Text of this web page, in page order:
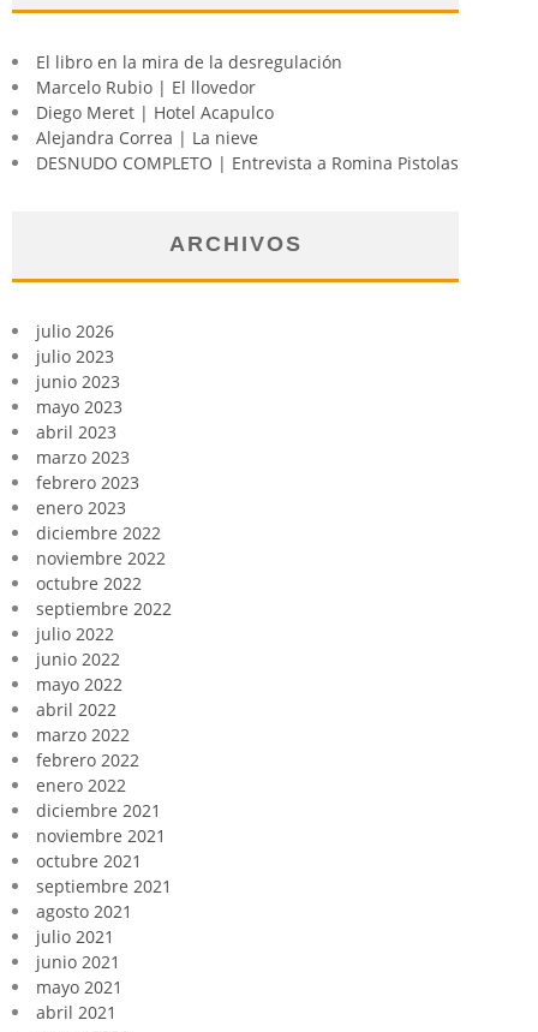
El libro en la mira de la desregulación
Marcelo Rubio | El llovedor
Diego Meret | Hotel Acapulco
Alejandra Correa | La nieve
DESNUDO COMPLETO | Entrevista a Romina Pistolas
ARCHIVOS
julio 2026
julio 2023
junio 2023
mayo 2023
abril 2023
marzo 2023
febrero 2023
enero 2023
diciembre 2022
noviembre 2022
octubre 2022
septiembre 2022
julio 2022
junio 2022
mayo 2022
abril 2022
marzo 2022
febrero 2022
enero 2022
diciembre 2021
noviembre 2021
octubre 2021
septiembre 2021
agosto 2021
julio 2021
junio 2021
mayo 2021
abril 2021